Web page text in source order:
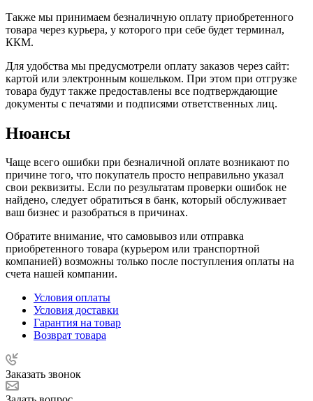
Также мы принимаем безналичную оплату приобретенного
товара через курьера, у которого при себе будет терминал,
ККМ.
Для удобства мы предусмотрели оплату заказов через сайт:
картой или электронным кошельком. При этом при отгрузке
товара будут также предоставлены все подтверждающие
документы с печатями и подписями ответственных лиц.
Нюансы
Чаще всего ошибки при безналичной оплате возникают по
причине того, что покупатель просто неправильно указал
свои реквизиты. Если по результатам проверки ошибок не
найдено, следует обратиться в банк, который обслуживает
ваш бизнес и разобраться в причинах.
Обратите внимание, что самовывоз или отправка
приобретенного товара (курьером или транспортной
компанией) возможны только после поступления оплаты на
счета нашей компании.
Условия оплаты
Условия доставки
Гарантия на товар
Возврат товара
Заказать звонок